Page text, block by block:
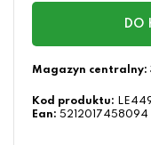
DO
Magazyn centralny:
Kod produktu:
Ean: 5212017458094